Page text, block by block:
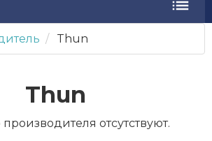
Thun
Thun
отсутствуют.